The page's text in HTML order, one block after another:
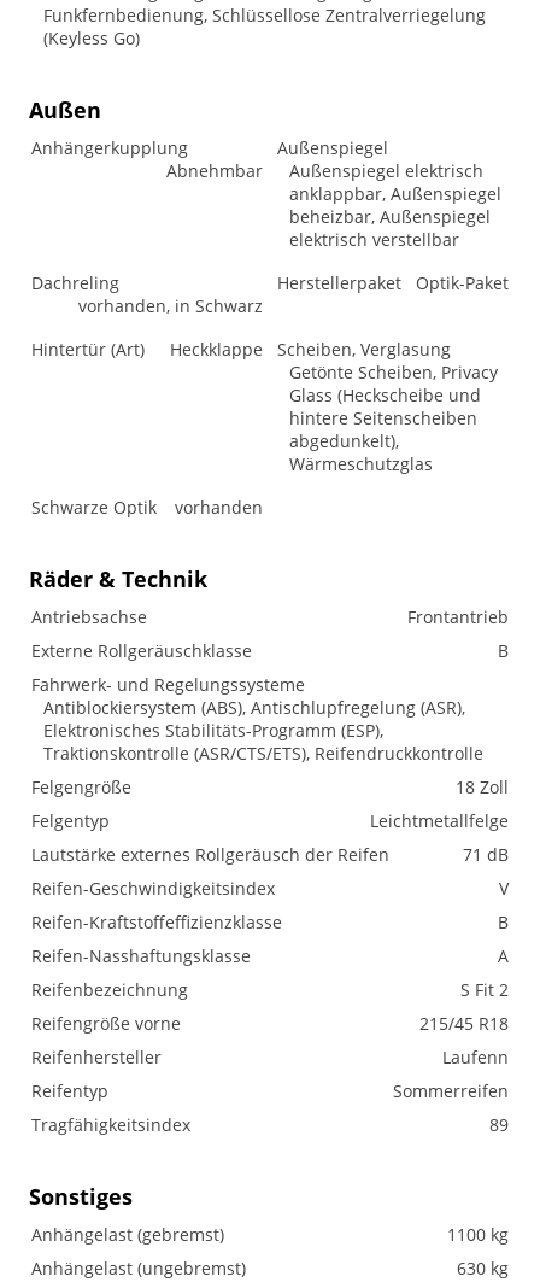
Funkfernbedienung, Schlüssellose Zentralverriegelung
(Keyless Go)
Außen
Anhängerkupplung
Abnehmbar
Außenspiegel
Außenspiegel elektrisch
anklappbar, Außenspiegel
beheizbar, Außenspiegel
elektrisch verstellbar
Dachreling
vorhanden, in Schwarz
Herstellerpaket Optik-Paket
Hintertür (Art) Heckklappe
Scheiben, Verglasung
Getönte Scheiben, Privacy
Glass (Heckscheibe und
hintere Seitenscheiben
abgedunkelt),
Wärmeschutzglas
Schwarze Optik
vorhanden
Räder & Technik
Antriebsachse
Frontantrieb
Externe Rollgeräuschklasse
B
Fahrwerk- und Regelungssysteme
Antiblockiersystem (ABS), Antischlupfregelung (ASR),
Elektronisches Stabilitäts-Programm (ESP),
Traktionskontrolle (ASR/CTS/ETS), Reifendruckkontrolle
Felgengröße
18 Zoll
Felgentyp
Leichtmetallfelge
Lautstärke externes Rollgeräusch der Reifen
71 dB
Reifen-Geschwindigkeitsindex
V
Reifen-Kraftstoffeffizienzklasse
B
Reifen-Nasshaftungsklasse
A
Reifenbezeichnung
S Fit 2
Reifengröße vorne
215/45 R18
Reifenhersteller
Laufenn
Reifentyp
Sommerreifen
Tragfähigkeitsindex
89
Sonstiges
Anhängelast (gebremst)
1100 kg
Anhängelast (ungebremst)
630 kg